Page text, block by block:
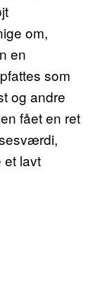
om,
en
som
og andre
fået en ret
et lavt